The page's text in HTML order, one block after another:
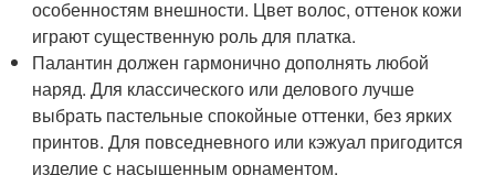
особенностям внешности. Цвет волос, оттенок кожи
играют существенную роль для платка.
Палантин должен гармонично дополнять любой
наряд. Для классического или делового лучше
выбрать пастельные спокойные оттенки, без ярких
принтов. Для повседневного или кэжуал пригодится
изделие с насыщенным орнаментом.